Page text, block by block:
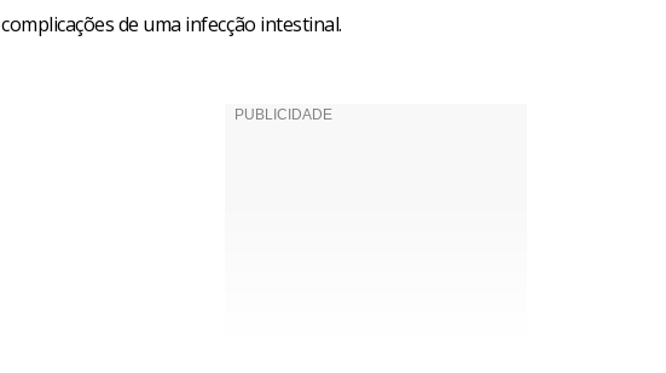
complicações de uma infecção intestinal.